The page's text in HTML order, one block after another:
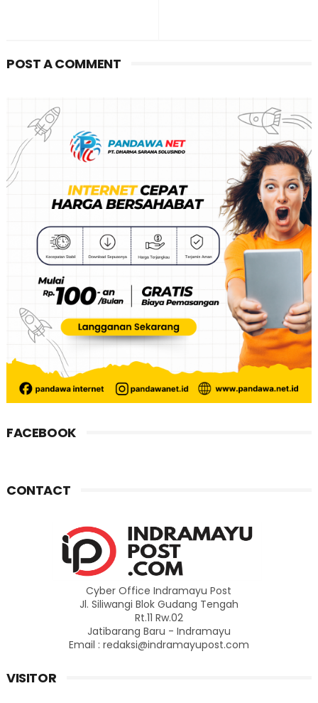
POST A COMMENT
FACEBOOK
CONTACT
Cyber Office Indramayu Post
Jl. Siliwangi Blok Gudang Tengah
Rt.11 Rw.02
Jatibarang Baru - Indramayu
Email : redaksi@indramayupost.com
VISITOR